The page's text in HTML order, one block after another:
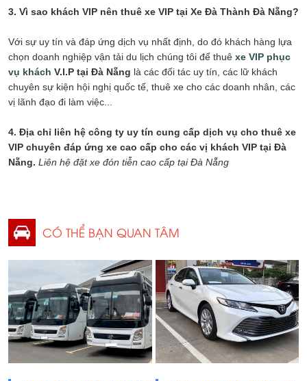
3. Vì sao khách VIP nên thuê xe VIP tại Xe Đà Thành Đà Nẵng?
Với sự uy tín và đáp ứng dịch vụ nhất định, do đó khách hàng lựa
chọn doanh nghiệp vận tải du lịch chúng tôi để thuê xe VIP phục
vụ khách V.I.P tại Đà Nẵng là các đối tác uy tín, các lữ khách
chuyên sự kiện hội nghị quốc tế, thuê xe cho các doanh nhân, các
vị lãnh đạo đi làm việc...
4. Địa chỉ liên hệ công ty uy tín cung cấp dịch vụ cho thuê xe
VIP chuyên đáp ứng xe cao cấp cho các vị khách VIP tại Đà
Nẵng. Liên hệ đặt xe đón tiễn cao cấp tại Đà Nẵng
CÓ THỂ BẠN QUAN TÂM